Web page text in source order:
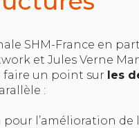
SHM-France en
et Jules Verne
un point sur les
:
l’amélioration de